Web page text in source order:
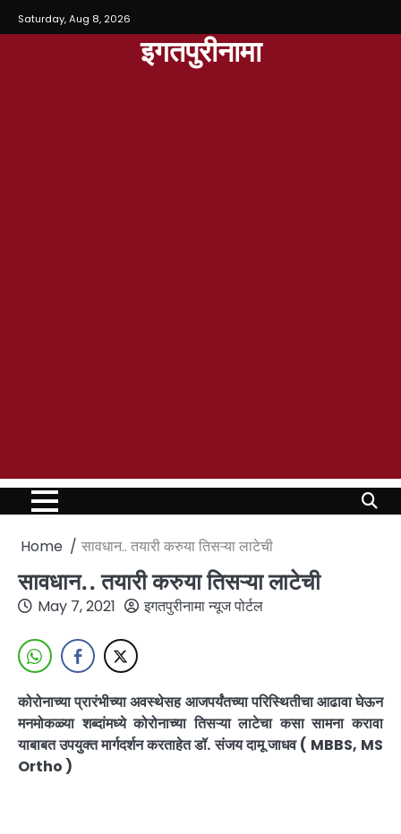
Saturday, Aug 8, 2026
इगतपुरीनामा
Home सावधान.. तयारी करुया तिसऱ्या लाटेची
सावधान.. तयारी करुया तिसऱ्या लाटेची
May 7, 2021 इगतपुरीनामा न्यूज पोर्टल
कोरोनाच्या प्रारंभीच्या अवस्थेसह आजपर्यंतच्या परिस्थितीचा आढावा घेऊन
मनमोकळ्या शब्दांमध्ये कोरोनाच्या तिसऱ्या लाटेचा कसा सामना करावा
याबाबत उपयुक्त मार्गदर्शन करताहेत डॉ. संजय दामू जाधव ( MBBS, MS
Ortho )